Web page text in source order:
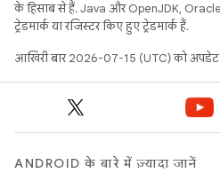
के हिसाब से हैं. Java और OpenJDK,
ट्रेडमार्क या रजिस्टर किए हुए ट्रेडमार्क हैं.
आखिरी बार 2026-07-15 (UTC) को अपडेट
ANDROID के बारे में ज़्यादा जानें